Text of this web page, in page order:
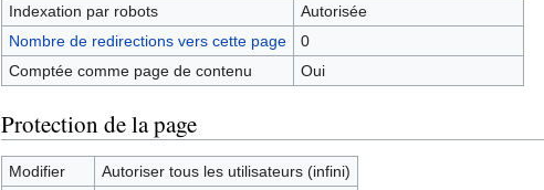
Indexation par robots
Autorisée
Nombre de redirections vers cette page
0
Comptée comme page de contenu
Oui
Protection de la page
Modifier
Autoriser tous les utilisateurs (infini)